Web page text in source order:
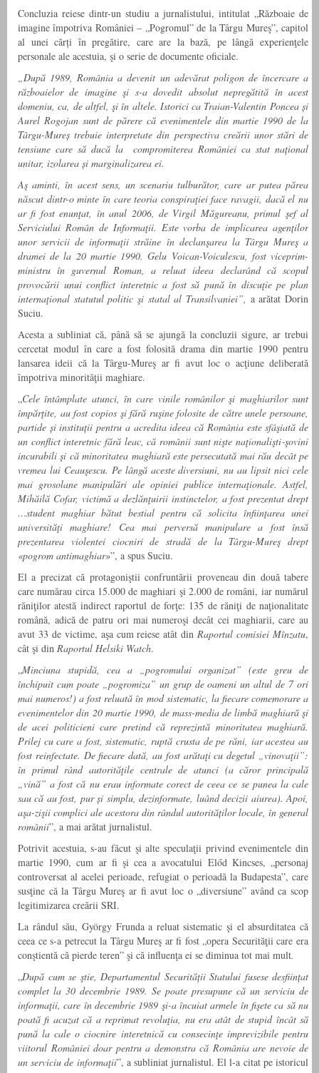
Concluzia reiese dintr-un studiu a jurnalistului, intitulat „Războaie de
imagine împotriva României – „Pogromul” de la Târgu Mureş”, capitol
al unei cărți în pregătire, care are la bază, pe lângă experienţele
personale ale acestuia, şi o serie de documente oficiale.
„După 1989, România a devenit un adevărat poligon de încercare a
războaielor de imagine şi s-a dovedit absolut nepregătită în acest
domeniu, ca, de altfel, şi în altele. Istorici ca Traian-Valentin Poncea și
Aurel Rogojan sunt de părere că evenimentele din martie 1990 de la
Târgu-Mureș trebuie interpretate din perspectiva creării unor stări de
tensiune care să ducă la compromiterea României ca stat național
unitar, izolarea și marginalizarea ei.
Aş aminti, în acest sens, un scenariu tulburător, care ar putea părea
născut dintr-o minte în care teoria conspiraţiei face ravagii, dacă el nu
ar fi fost enunţat, în anul 2006, de Virgil Măgureanu, primul şef al
Serviciului Român de Informaţii. Este vorba de implicarea agenților
unor servicii de informaţii străine în declanşarea la Târgu Mureş a
dramei de la 20 martie 1990. Gelu Voican-Voiculescu, fost viceprim-
ministru în guvernul Roman, a reluat ideea declarând că scopul
provocării unui conflict interetnic a fost să pună în discuţie pe plan
internaţional statutul politic şi statal al Transilvaniei”, a arătat Dorin
Suciu.
Acesta a subliniat că, până să se ajungă la concluzii sigure, ar trebui
cercetat modul în care a fost folosită drama din martie 1990 pentru
lansarea ideii că la Târgu-Mureş ar fi avut loc o acţiune deliberată
împotriva minorităţii maghiare.
„Cele întâmplate atunci, în care vinile românilor şi maghiarilor sunt
împărţite, au fost copios şi fără ruşine folosite de către unele persoane,
partide și instituții pentru a acredita ideea că România este sfâşiată de
un conflict interetnic fără leac, că românii sunt nişte naţionalişti‑şovini
incurabili şi că minoritatea maghiară este persecutată mai rău decât pe
vremea lui Ceauşescu. Pe lângă aceste diversiuni, nu au lipsit nici cele
mai grosolane manipulări ale opiniei publice internaţionale. Astfel,
Mihăilă Cofar, victimă a dezlănţuirii instinctelor, a fost prezentat drept
…student maghiar bătut bestial pentru că solicita înfiinţarea unei
universităţi maghiare! Cea mai perversă manipulare a fost însă
prezentarea violentei ciocniri de stradă de la Târgu-Mureş drept
«pogrom antimaghiar»”, a spus Suciu.
El a precizat că protagoniştii confruntării proveneau din două tabere
care numărau circa 15.000 de maghiari şi 2.000 de români, iar numărul
răniţilor atestă indirect raportul de forţe: 135 de răniţi de naţionalitate
română, adică de patru ori mai numeroşi decât cei maghiarii, care au
avut 33 de victime, aşa cum reiese atât dinRaportul comisiei Mînzatu,
cât şi din Raportul Helsiki Watch.
„Minciuna stupidă, cea a „pogromului organizat” (este greu de
închipuit cum poate „pogromiza” un grup de oameni un altul de 7 ori
mai numeros!) a fost reluată în mod sistematic, la fiecare comemorare a
evenimentelor din 20 martie 1990, de mass-media de limbă maghiară şi
de acei politicieni care pretind că reprezintă minoritatea maghiară.
Prilej cu care a fost, sistematic, ruptă crusta de pe răni, iar acestea au
fost reinfectate. De fiecare dată, au fost arătaţi cu degetul „vinovaţii”:
în primul rând autorităţile centrale de atunci (a căror principală
„vină” a fost că nu erau informate corect de ceea ce se punea la cale
sau că au fost, pur și simplu, dezinformate, luând decizii aiurea). Apoi,
aşa-zişii complici ale acestora din rândul autorităților locale, în general
românii”, a mai arătat jurnalistul.
Potrivit acestuia, s-au făcut şi alte speculaţii privind evenimentele din
martie 1990, cum ar fi şi cea a avocatului Előd Kincses, „personaj
controversat al acelei perioade, refugiat o perioadă la Budapesta”, care
susţine că la Târgu Mureş ar fi avut loc o „diversiune” având ca scop
legitimizarea creării SRI.
La rândul său, György Frunda a reluat sistematic şi el absurditatea că
ceea ce s‑a petrecut la Târgu Mureş ar fi fost „opera Securităţii care era
conştientă că pierde teren” şi că influenţa ei se diminua tot mai mult.
„După cum se ştie, Departamentul Securității Statului fusese desființat
complet la 30 decembrie 1989. Se poate presupune că un serviciu de
informaţii, care în decembrie 1989 şi-a încuiat armele în fişete ca să nu
poată fi acuzat că a reprimat revoluţia, nu era atât de stupid încât să
pună la cale o ciocnire interetnică cu consecinţe imprevizibile pentru
viitorul României doar pentru a demonstra că România are nevoie de
un serviciu de informaţii”, a subliniat jurnalistul. El l-a citat pe istoricul